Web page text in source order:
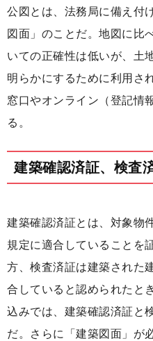
公図とは、法務局に備え付
図面」のことだ。地図に比
いての正確性は低いが、土
明らかにするために利用さ
窓口やオンライン（登記情
る。
建築確認済証、検査
建築確認済証とは、対象物
規定に適合していることを
方、検査済証は建築された
合していると認められたと
込みでは、建築確認済証と
だ。さらに「建築図面」が